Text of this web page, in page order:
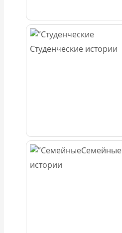
Студенческие истории
Семейные
истории